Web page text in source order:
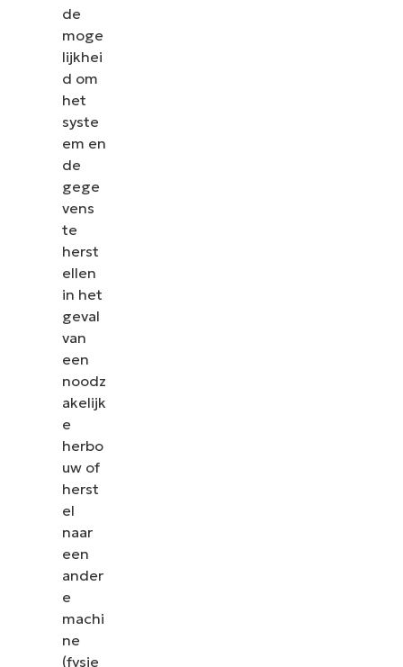
de
moge
lijkhei
d om
het
syste
em en
de
gege
vens
te
herst
ellen
in het
geval
van
een
noodz
akelijk
e
herbo
uw of
herst
el
naar
een
ander
e
machi
ne
(fysie